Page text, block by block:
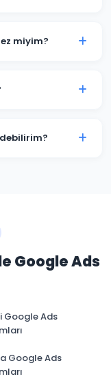
için 3.000-
miyim?
için
Google Ads
Google Ads
Google Ads